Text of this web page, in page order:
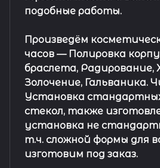
подобные работы.
Произведём
часов — Полировка
браслета, Радирование,
Золочение, Гальваника.
Установка
стекол, также
установка не
т.ч. сложной формы для
изготовим под заказ.